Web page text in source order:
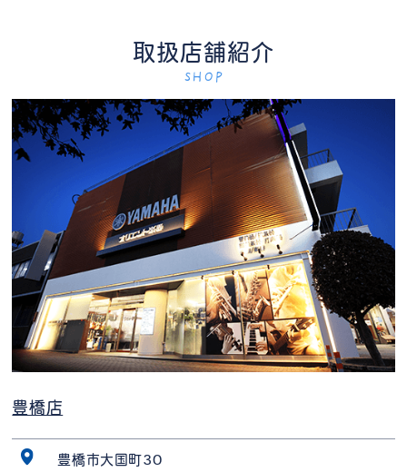
取扱店舗紹介
SHOP
豊橋店
豊橋市大国町30